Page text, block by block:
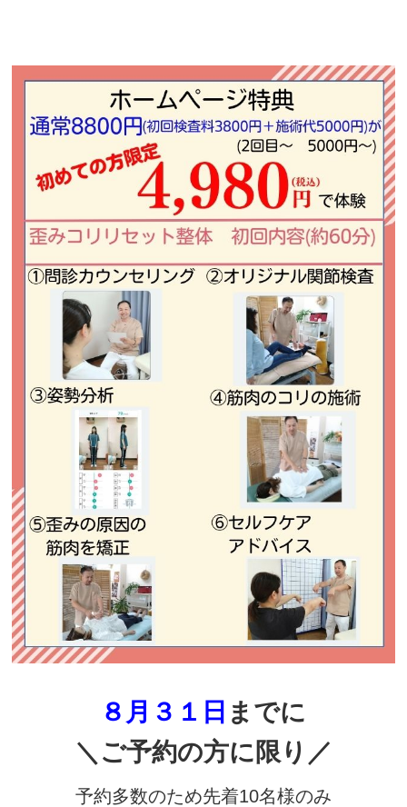
８ 月３１日 までに
＼ご予約の方に限り／
予約多数のため先着10名様のみ